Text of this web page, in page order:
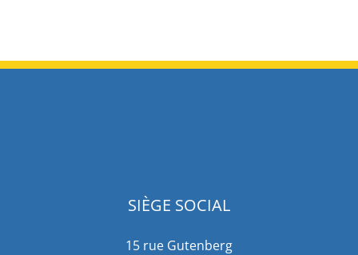
SIÈGE SOCIAL
15 rue Gutenberg